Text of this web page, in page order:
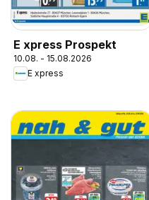
E xpress Prospekt
10.08. - 15.08.2026
E xpress